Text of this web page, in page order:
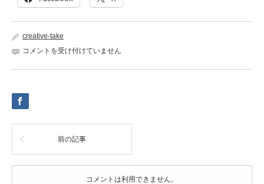
creative-take
dmo
コメントを受け付けていません
前の記事
コメントは利用できません。